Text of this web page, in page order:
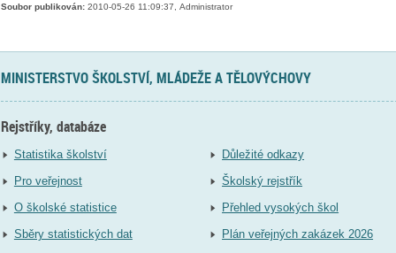
Soubor publikován:2010-05-26 11:09:37, Administrator
MINISTERSTVO ŠKOLSTVÍ, MLÁDEŽE A TĚLOVÝCHOVY
Rejstříky, databáze
Statistika školství
Pro veřejnost
O školské statistice
Sběry statistických dat
Důležité odkazy
Školský rejstřík
Přehled vysokých škol
Plán veřejných zakázek 2026